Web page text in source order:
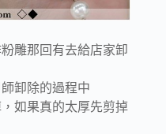
雕那回有去給店家卸
卸除的過程中
如果真的太厚先剪掉